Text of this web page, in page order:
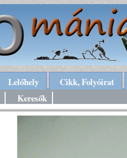
Lelőhely
Cikk, Folyóirat
Keresők